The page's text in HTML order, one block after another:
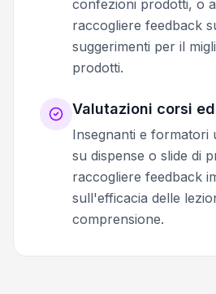
confezioni prodotti, o
raccogliere feedback
suggerimenti per il
prodotti.
Valutazioni corsi
Insegnanti e formatori
su dispense o slide di
raccogliere feedback
sull'efficacia delle
comprensione.